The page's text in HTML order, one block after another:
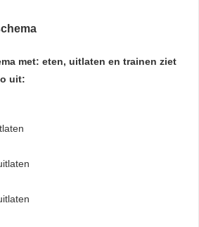
met: eten, uitlaten en trainen ziet
uit: